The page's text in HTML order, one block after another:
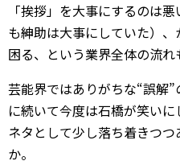
「挨拶」を大事にするのは
も紳助は大事にしていた）
困る、という業界全体の流れ
芸能界ではありがちな“誤解
に続いて今度は石橋が笑い
ネタとして少し落ち着きつ
か。